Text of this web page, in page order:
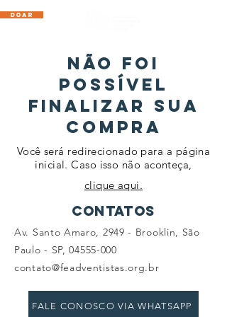
DOAR
Não Foi
possível
FINALIZAR SUA
COMPRA
clique aqui.
Você será redirecionado para a página
inicial. Caso isso não aconteça,
CONTATOS
Av. Santo Amaro, 2949 - Brooklin, São
Paulo - SP,04555-000
contato@feadventistas.org.br
FALE CONOSCO VIA WHATSAPP